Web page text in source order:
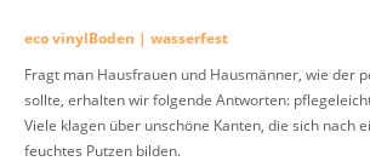
eco vinylBoden | wasserfest
Fragt man Hausfrauen und Hausmänner, wie der
sollte, erhalten wir folgende Antworten:
Viele klagen über unschöne Kanten, die sich nach
feuchtes Putzen bilden.